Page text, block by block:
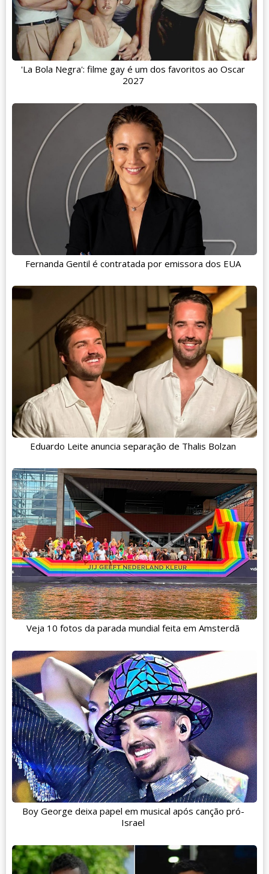
'La Bola Negra': filme gay é um dos favoritos ao Oscar
2027
Fernanda Gentil é contratada por emissora dos EUA
Eduardo Leite anuncia separação de Thalis Bolzan
Veja 10 fotos da parada mundial feita em Amsterdã
Boy George deixa papel em musical após canção pró-
Israel